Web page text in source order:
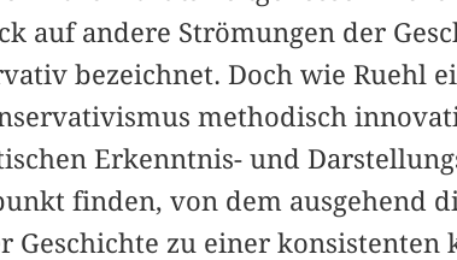
auf andere Strömungen der
bezeichnet. Doch wie Ruehl
methodisch
Erkenntnis- und
finden, von dem ausgehend
Geschichte zu einer